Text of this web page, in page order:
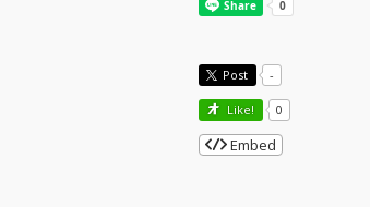
Post -
Like! 0
Embed